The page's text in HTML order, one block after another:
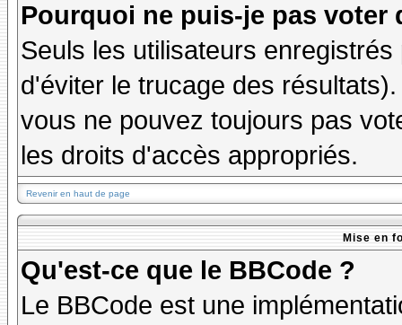
Pourquoi ne puis-je pas voter
Seuls les utilisateurs
d'éviter le trucage des
vous ne pouvez toujours pas
les droits d'accès appropriés.
Revenir en haut de page
Mise en
Qu'est-ce que le BBCode ?
Le BBCode est une